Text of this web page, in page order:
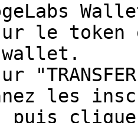
le token
les
puis